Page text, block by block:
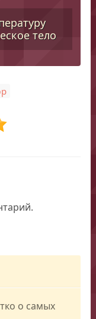
тело
о самых